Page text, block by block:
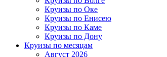
Круизы по Оке
Круизы по Енисею
Круизы по Каме
Круизы по Дону
Круизы по месяцам
Август 2026